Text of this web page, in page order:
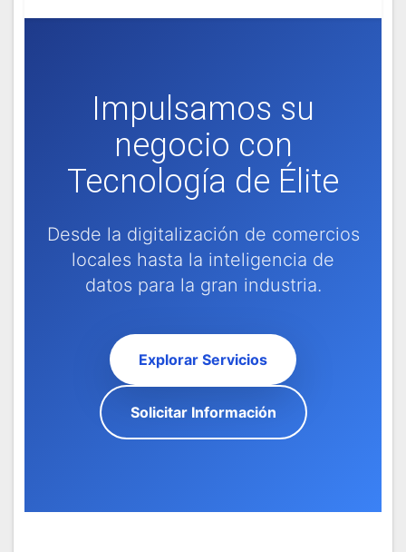
Impulsamos su
negocio con
Tecnología de Élite
Desde la digitalización de comercios
locales hasta la inteligencia de
datos para la gran industria.
Explorar Servicios
Solicitar Información